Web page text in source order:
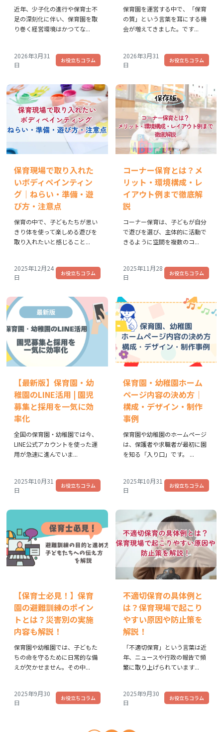
近年、少子化の進行や保育士不
足の深刻化に伴い、保育園を取
り巻く経営環境はかつてな...
2026年3月31
日
お役立ちコラム
保育園を運営する中で、「保育
の質」という言葉を耳にする機
会が増えてきました。です...
2026年3月31
日
お役立ちコラム
保育現場で取り入れた
いボディペインティン
グ｜ねらい・準備・遊
び方・注意点
保育の中で、子どもたちが思い
きり体を使って楽しめる遊びを
取り入れたいと感じること...
2025年12月24
日
お役立ちコラム
コーナー保育とは？メ
リット・環境構成・レ
イアウト例まで徹底解
説
コーナー保育は、子どもが自分
で遊びを選び、主体的に活動で
きるように空間を複数のコ...
2025年11月28
日
お役立ちコラム
【最新版】保育園・幼
稚園のLINE活用 | 園児
募集と採用を一気に効
率化
全国の保育園・幼稚園では今、
LINE公式アカウントを使った運
用が急速に進んでいま...
2025年10月31
日
お役立ちコラム
保育園・幼稚園ホーム
ページ内容の決め方｜
構成・デザイン・制作
事例
保育園や幼稚園のホームページ
は、保護者や求職者が最初に園
を知る「入り口」です。 ...
2025年10月31
日
お役立ちコラム
【保育士必見！】保育
園の避難訓練のポイン
トとは？災害別の実施
内容も解説！
保育園や幼稚園では、子どもた
ちの命を守るために日常的な備
えが欠かせません。その中...
2025年9月30
日
お役立ちコラム
不適切保育の具体例と
は？保育現場で起こり
やすい原因や防止策を
解説！
「不適切保育」という言葉は近
年、ニュースや行政の報告で頻
繁に取り上げられています...
2025年9月30
日
お役立ちコラム